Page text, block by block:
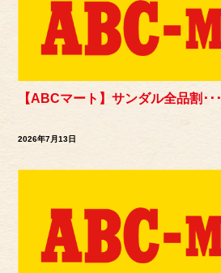
【ABCマート】サンダル全品割･･･
2026年7月13日